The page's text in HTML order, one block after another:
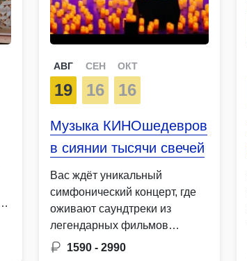
АВГ
19
СЕН
16
ОКТ
16
Музыка КИНОшедевров
в сиянии тысячи свечей
Вас ждёт уникальный
симфонический концерт, где
оживают саундтреки из
легендарных фильмов
Титаник Игра престолов
1590 - 2990